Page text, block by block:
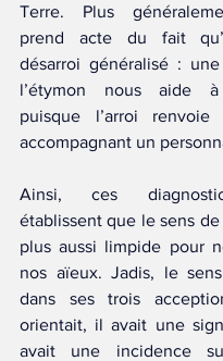
Terre. Plus
prend acte du fait
désarroi généralisé :
l’étymon nous aide à
puisque l’arroi renvoie
accompagnant un
Ainsi, ces
établissent que le sens de
plus aussi limpide pour
nos aïeux. Jadis, le
dans ses trois
orientait, il avait une
avait une incidence